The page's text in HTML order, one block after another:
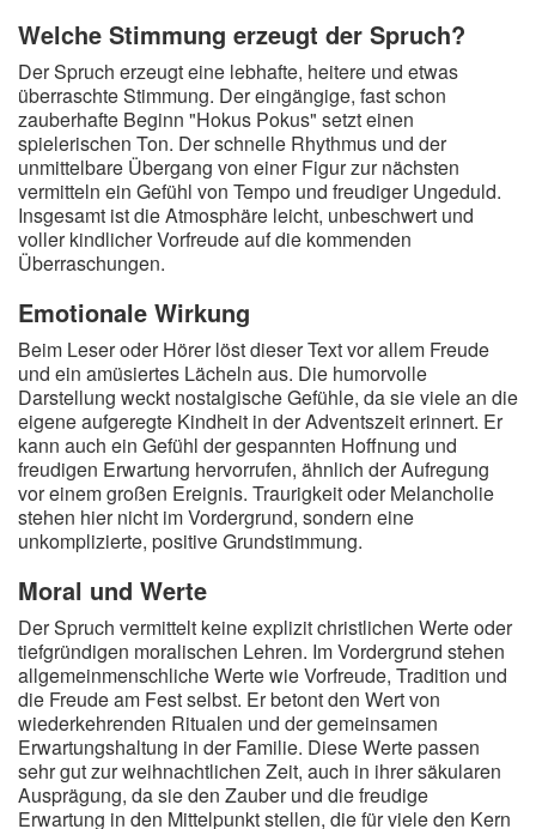
Welche Stimmung erzeugt der Spruch?
Der Spruch erzeugt eine lebhafte, heitere und etwas
überraschte Stimmung. Der eingängige, fast schon
zauberhafte Beginn "Hokus Pokus" setzt einen
spielerischen Ton. Der schnelle Rhythmus und der
unmittelbare Übergang von einer Figur zur nächsten
vermitteln ein Gefühl von Tempo und freudiger Ungeduld.
Insgesamt ist die Atmosphäre leicht, unbeschwert und
voller kindlicher Vorfreude auf die kommenden
Überraschungen.
Emotionale Wirkung
Beim Leser oder Hörer löst dieser Text vor allem Freude
und ein amüsiertes Lächeln aus. Die humorvolle
Darstellung weckt nostalgische Gefühle, da sie viele an die
eigene aufgeregte Kindheit in der Adventszeit erinnert. Er
kann auch ein Gefühl der gespannten Hoffnung und
freudigen Erwartung hervorrufen, ähnlich der Aufregung
vor einem großen Ereignis. Traurigkeit oder Melancholie
stehen hier nicht im Vordergrund, sondern eine
unkomplizierte, positive Grundstimmung.
Moral und Werte
Der Spruch vermittelt keine explizit christlichen Werte oder
tiefgründigen moralischen Lehren. Im Vordergrund stehen
allgemeinmenschliche Werte wie Vorfreude, Tradition und
die Freude am Fest selbst. Er betont den Wert von
wiederkehrenden Ritualen und der gemeinsamen
Erwartungshaltung in der Familie. Diese Werte passen
sehr gut zur weihnachtlichen Zeit, auch in ihrer säkularen
Ausprägung, da sie den Zauber und die freudige
Erwartung in den Mittelpunkt stellen, die für viele den Kern